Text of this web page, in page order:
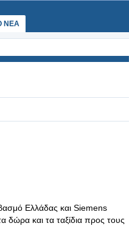
NEA
Ελλάδας και Siemens
δώρα και τα ταξίδια προς τους